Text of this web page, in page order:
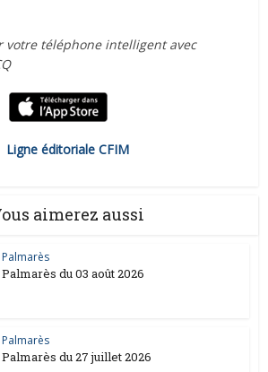
votre téléphone intelligent avec
Ligne éditoriale CFIM
aimerez aussi
Palmarès
Palmarès du 03 août 2026
Palmarès
Palmarès du 27 juillet 2026